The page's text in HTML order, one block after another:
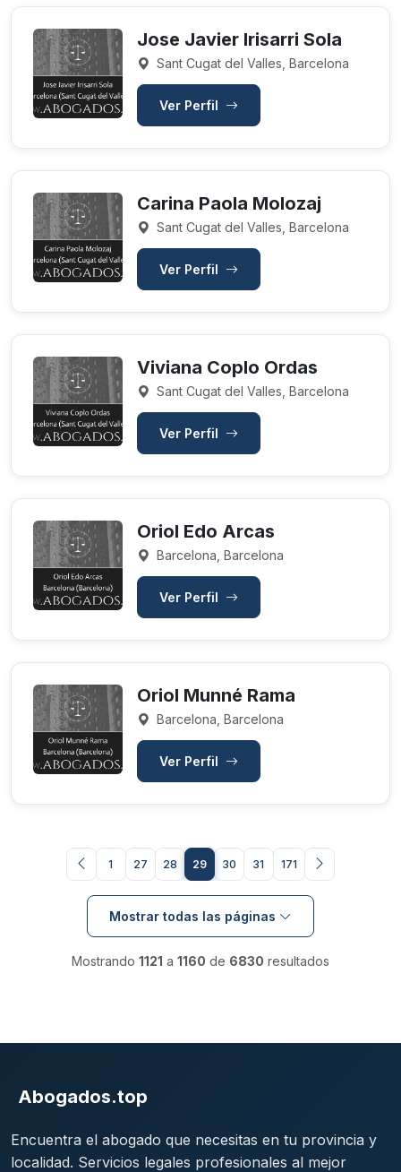
Jose Javier Irisarri Sola
Sant Cugat del Valles, Barcelona
Ver Perfil
Carina Paola Molozaj
Sant Cugat del Valles, Barcelona
Ver Perfil
Viviana Coplo Ordas
Sant Cugat del Valles, Barcelona
Ver Perfil
Oriol Edo Arcas
Barcelona, Barcelona
Ver Perfil
Oriol Munné Rama
Barcelona, Barcelona
Ver Perfil
1 27 28 29 30 31 171
Mostrar todas las páginas
Mostrando 1121 a 1160 de 6830 resultados
Abogados.top
Encuentra el abogado que necesitas en tu provincia y
localidad. Servicios legales profesionales al mejor